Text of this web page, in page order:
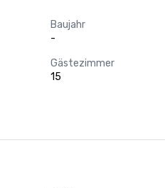
Baujahr
-
Gästezimmer
15